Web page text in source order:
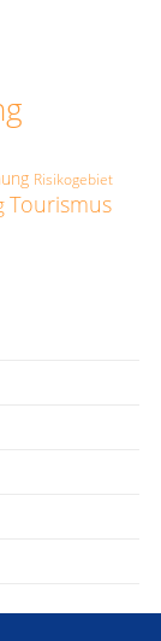
Risikogebiet
Tourismus